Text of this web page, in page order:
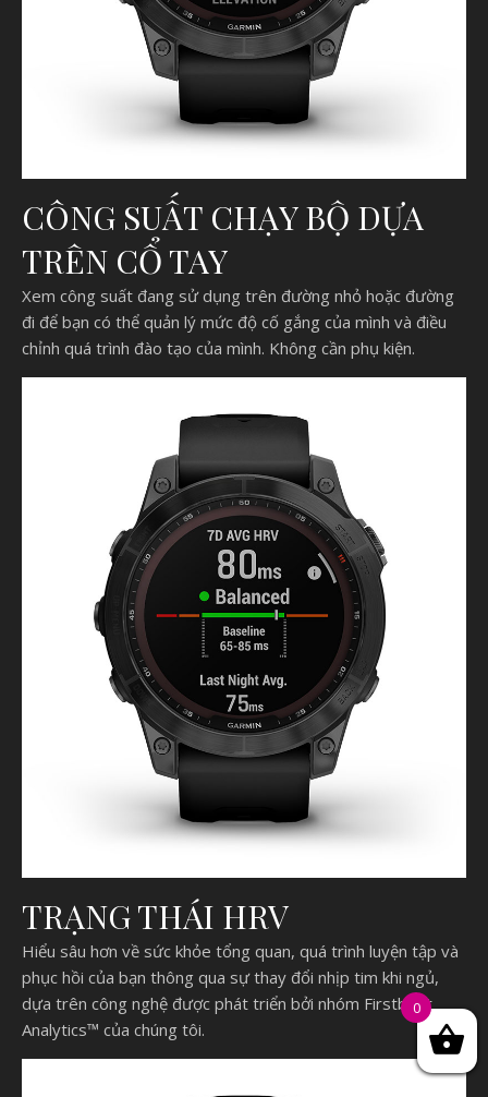
CÔNG SUẤT CHẠY BỘ DỰA
TRÊN CỔ TAY
Xem công suất đang sử dụng trên đường nhỏ hoặc đường
đi để bạn có thể quản lý mức độ cố gắng của mình và điều
chỉnh quá trình đào tạo của mình. Không cần phụ kiện.
TRẠNG THÁI HRV
Hiểu sâu hơn về sức khỏe tổng quan, quá trình luyện tập và
phục hồi của bạn thông qua sự thay đổi nhịp tim khi ngủ,
dựa trên công nghệ được phát triển bởi nhóm Firstbeat
Analytics™ của chúng tôi.
0